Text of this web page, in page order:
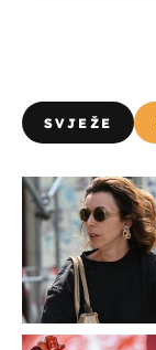
SVJEŽE